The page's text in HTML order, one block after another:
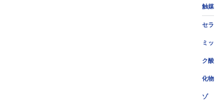
触媒
セラ
ミッ
ク酸
化物
ゾ